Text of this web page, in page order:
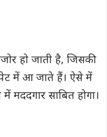
हो जाती है, जिसकी
में आ जाते हैं। ऐसे में
मददगार साबित होगा।